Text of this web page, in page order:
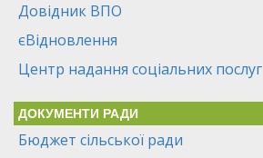
Довідник ВПО
єВідновлення
Центр надання соціальних послуг
ДОКУМЕНТИ РАДИ
Бюджет сільської ради